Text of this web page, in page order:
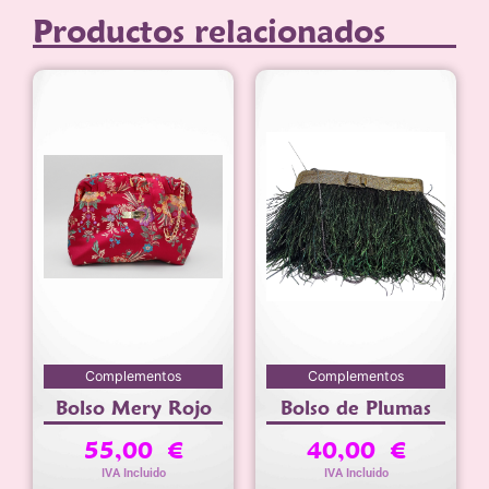
Productos relacionados
Complementos
Bolso Mery Rojo
55,00 €
IVA Incluido
Complementos
Bolso de Plumas
40,00 €
IVA Incluido